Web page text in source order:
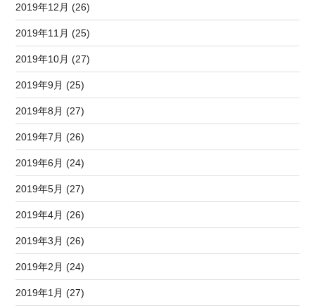
2019年12月 (26)
2019年11月 (25)
2019年10月 (27)
2019年9月 (25)
2019年8月 (27)
2019年7月 (26)
2019年6月 (24)
2019年5月 (27)
2019年4月 (26)
2019年3月 (26)
2019年2月 (24)
2019年1月 (27)